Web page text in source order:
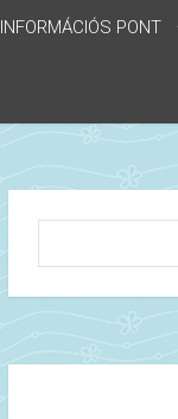
INFORMÁCIÓS PONT